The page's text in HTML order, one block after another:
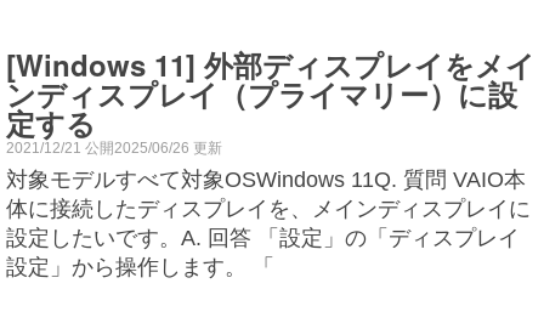
[Windows 11] 外部ディスプレイをメイ
ンディスプレイ（プライマリー）に設
定する
2021/12/21 公開2025/06/26 更新
対象モデルすべて対象OSWindows 11Q. 質問 VAIO本
体に接続したディスプレイを、メインディスプレイに
設定したいです。A. 回答 「設定」の「ディスプレイ
設定」から操作します。 「